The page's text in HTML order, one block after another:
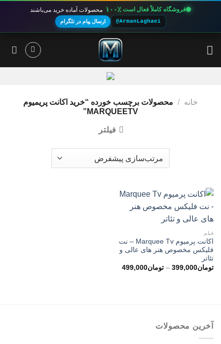
فروشگاه کاملاً فعال است ۱۰۰٪ محصولات آماده خرید می‌باشند
@ArmanLaghaei ارسال پیام در تلگرام
خانه / محصولات برچسب خورده “خرید اکانت پریمیوم
MARQUEETV”
فیلتر
فیلم
اکانت پرمیوم Marquee Tv – نت
فلیکس مخصوص هنر های عالی و
تئاتر
تومان399,000
– تومان499,000محدوده
آخرین محصولات